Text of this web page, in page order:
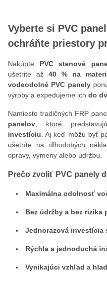
Vyberte si PVC
ochráňte priestory
Nakúpte PVC stenové
ušetrite až 40 % na
vodeodolné PVC panely
výroby a expedujeme ich do
Namiesto tradičných FRP
panelov , ktoré
investíciu . Aj keď môžu byť
ušetríte na dlhodobých
opravy, výmeny alebo údržbu.
Prečo zvoliť PVC panely
Maximálna odolnosť
Bez údržby a bez
Jednorazová
Rýchla a jednoduchá
Vynikajúci vzhľad a